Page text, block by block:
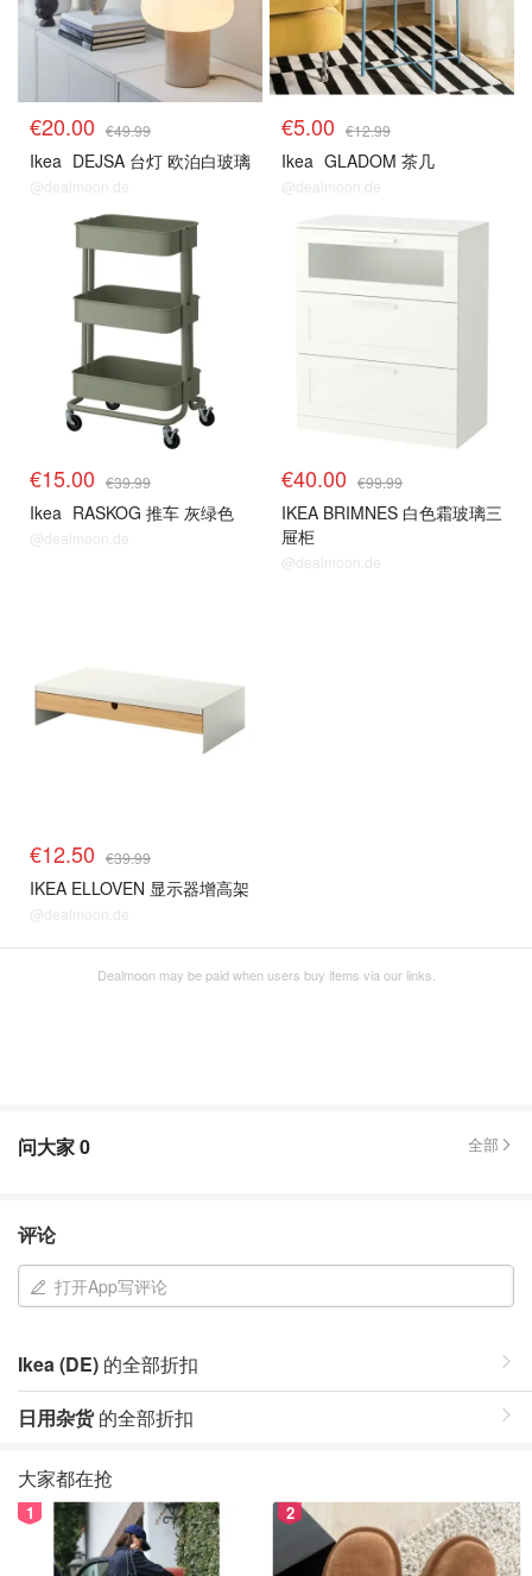
€20.00 €49.99
Ikea DEJSA 台灯 欧泊白玻璃
@dealmoon.de
€5.00 €12.99
Ikea GLADOM 茶几
@dealmoon.de
€15.00 €39.99
Ikea RASKOG 推车 灰绿色
@dealmoon.de
€40.00 €99.99
IKEA BRIMNES 白色霜玻璃三
屉柜
@dealmoon.de
€12.50 €39.99
IKEA ELLOVEN 显示器增高架
@dealmoon.de
Dealmoon may be paid when users buy items via our links.
问大家0 全部
评论
打开App写评论
Ikea (DE) 的全部折扣
日用杂货的全部折扣
大家都在抢
1 2